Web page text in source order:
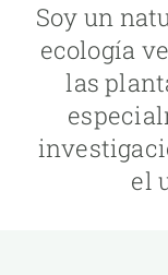
Soy un
ecología
las
el
ÚNETE A NOSOTROS
PARTICIPA
NOTICIAS Y AGENDA